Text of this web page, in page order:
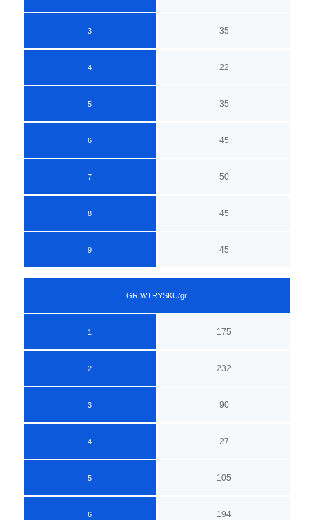
3 35
4 22
5 35
6 45
7 50
8 45
9 45
GR WTRYSKU/gr
1 175
2 232
3 90
4 27
5 105
6 194